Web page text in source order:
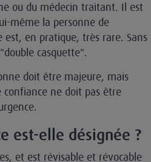
ou du médecin traitant. Il est
même la personne de
en pratique, très rare. Sans
casquette".
doit être majeure, mais
confiance ne doit pas être
est-elle désignée ?
et est révisable et révocable